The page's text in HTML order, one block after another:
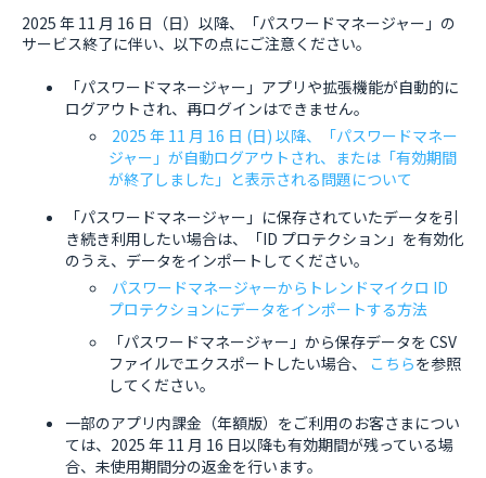
2025 年 11 月 16 日（日）以降、「パスワードマネージャー」の
サービス終了に伴い、以下の点にご注意ください。
「パスワードマネージャー」アプリや拡張機能が自動的に
ログアウトされ、再ログインはできません。
2025 年 11 月 16 日 (日) 以降、「パスワードマネー
ジャー」が自動ログアウトされ、または「有効期間
が終了しました」と表示される問題について
「パスワードマネージャー」に保存されていたデータを引
き続き利用したい場合は、「ID プロテクション」を有効化
のうえ、データをインポートしてください。
パスワードマネージャーからトレンドマイクロ ID
プロテクションにデータをインポートする方法
「パスワードマネージャー」から保存データを CSV
ファイルでエクスポートしたい場合、
こちらを参照
してください。
一部のアプリ内課金（年額版）をご利用のお客さまについ
ては、2025 年 11 月 16 日以降も有効期間が残っている場
合、未使用期間分の返金を行います。